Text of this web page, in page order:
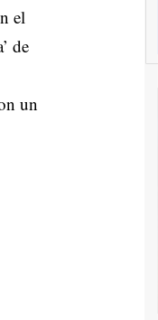
el
de
un